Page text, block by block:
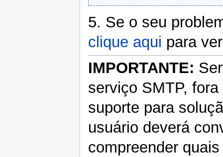
5. Se o seu
clique aqui para
IMPORTANTE:
serviço SMTP,
suporte para
usuário deverá
compreender